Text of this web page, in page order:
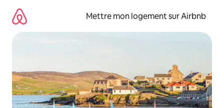
directement
contenu
Mettre mon logement sur Airbnb